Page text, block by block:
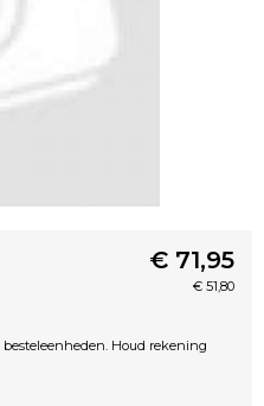
€ 71,95
€ 51,80
Houd rekening